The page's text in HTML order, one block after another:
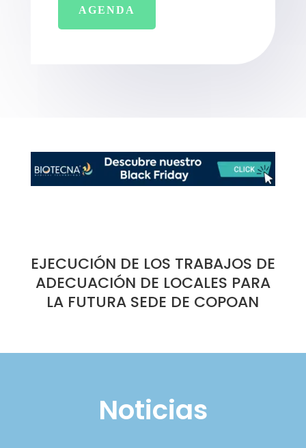
AGENDA
EJECUCIÓN DE LOS TRABAJOS DE
ADECUACIÓN DE LOCALES PARA
LA FUTURA SEDE DE COPOAN
Noticias